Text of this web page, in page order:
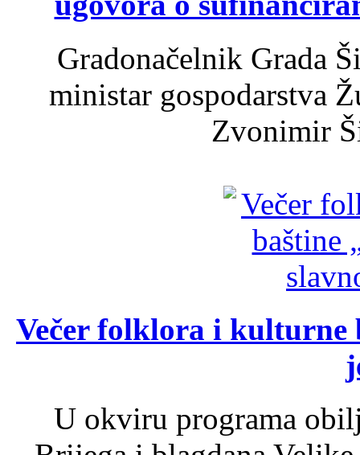
Gradonačelnik Grada
ministar gospodarstva
Zvonimir
Večer folklora i kulturne
U okviru programa